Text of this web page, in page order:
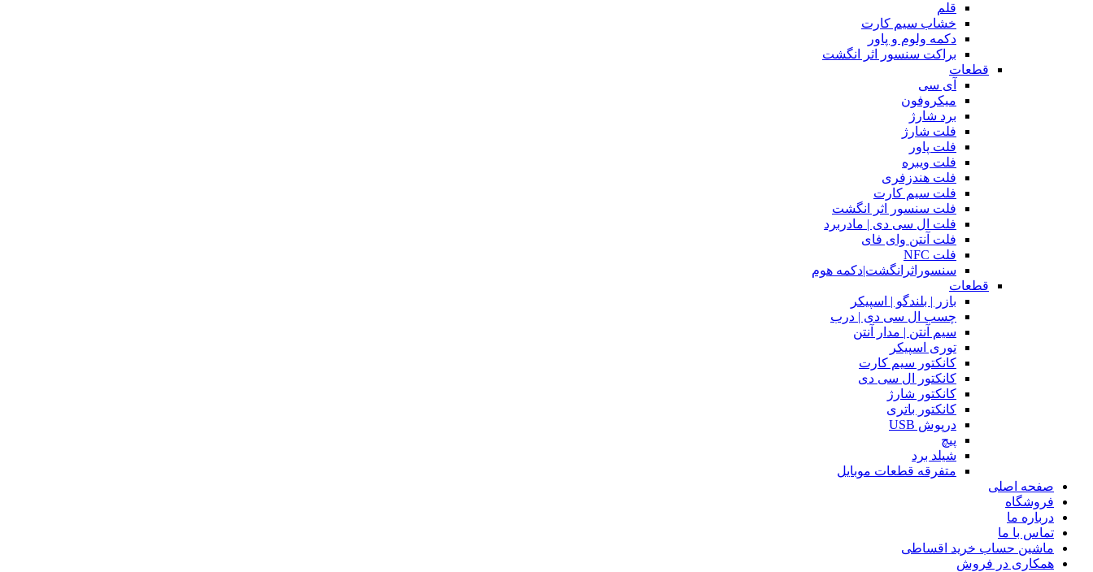
قلم
خشاب سیم کارت
دکمه ولوم و پاور
براکت سنسور اثر انگشت
قطعات
آی سی
میکروفون
برد شارژ
فلت شارژ
فلت پاور
فلت ویبره
فلت هندزفری
فلت سیم کارت
فلت سنسور اثر انگشت
فلت ال سی دی | مادربرد
فلت آنتن وای فای
فلت NFC
سنسوراثرانگشت|دکمه هوم
قطعات
بازر | بلندگو | اسپیکر
چسب ال سی دی | درب
سیم آنتن | مدار آنتن
توری اسپیکر
کانکتور سیم کارت
کانکتور ال سی دی
کانکتور شارژ
کانکتور باتری
درپوش USB
پیچ
شیلد برد
متفرقه قطعات موبایل
صفحه اصلی
فروشگاه
درباره ما
تماس با ما
ماشین حساب خرید اقساطی
همکاری در فروش